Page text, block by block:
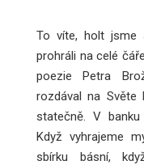
To víte, holt jsme
prohráli na celé
poezie Petra
rozdával na
statečně. V
Když vyhrajeme
sbírku básní,